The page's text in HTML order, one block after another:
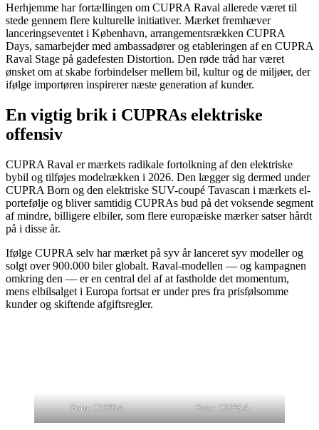
Herhjemme har fortællingen om CUPRA Raval allerede været til
stede gennem flere kulturelle initiativer. Mærket fremhæver
lanceringseventet i København, arrangementsrækken CUPRA
Days, samarbejder med ambassadører og etableringen af en CUPRA
Raval Stage på gadefesten Distortion. Den røde tråd har været
ønsket om at skabe forbindelser mellem bil, kultur og de miljøer, der
ifølge importøren inspirerer næste generation af kunder.
En vigtig brik i CUPRAs elektriske
offensiv
CUPRA Raval er mærkets radikale fortolkning af den elektriske
bybil og tilføjes modelrækken i 2026. Den lægger sig dermed under
CUPRA Born og den elektriske SUV-coupé Tavascan i mærkets el-
portefølje og bliver samtidig CUPRAs bud på det voksende segment
af mindre, billigere elbiler, som flere europæiske mærker satser hårdt
på i disse år.
Ifølge CUPRA selv har mærket på syv år lanceret syv modeller og
solgt over 900.000 biler globalt. Raval-modellen — og kampagnen
omkring den — er en central del af at fastholde det momentum,
mens elbilsalget i Europa fortsat er under pres fra prisfølsomme
kunder og skiftende afgiftsregler.
Foto: CUPRA Foto: CUPRA